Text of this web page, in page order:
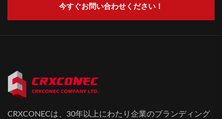
今すぐお問い合わせください！
CRXCONECは、30年以上にわたり企業のブランディング